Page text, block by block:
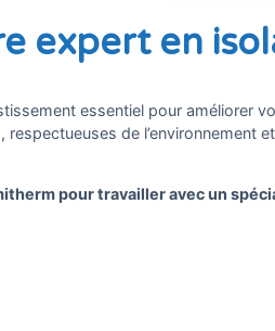
expert en
essentiel pour améliorer
de l’environnement
pour travailler avec un